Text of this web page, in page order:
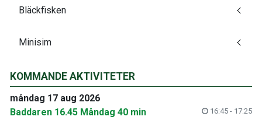
Bläckfisken
Minisim
KOMMANDE AKTIVITETER
måndag 17 aug 2026
Baddaren 16.45 Måndag 40 min
16:45 - 17:25